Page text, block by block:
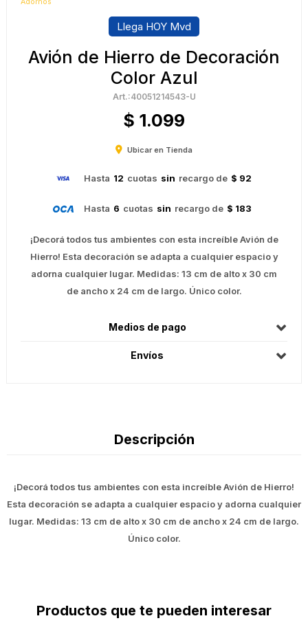
Adornos
Llega HOY Mvd
Avión de Hierro de Decoración
Color Azul
40051214543-U
$ 1.099
Ubicar en Tienda
Hasta 12 cuotas sin recargo de $ 92
Hasta 6 cuotas sin recargo de $ 183
¡Decorá todos tus ambientes con esta increíble Avión de
Hierro! Esta decoración se adapta a cualquier espacio y
adorna cualquier lugar. Medidas: 13 cm de alto x 30 cm
de ancho x 24 cm de largo. Único color.
Medios de pago
Envíos
Descripción
¡Decorá todos tus ambientes con esta increíble Avión de Hierro!
Esta decoración se adapta a cualquier espacio y adorna cualquier
lugar. Medidas: 13 cm de alto x 30 cm de ancho x 24 cm de largo.
Único color.
Productos que te pueden interesar